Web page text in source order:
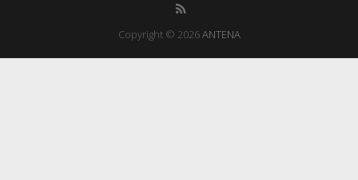
Copyright © 2026ANTENA